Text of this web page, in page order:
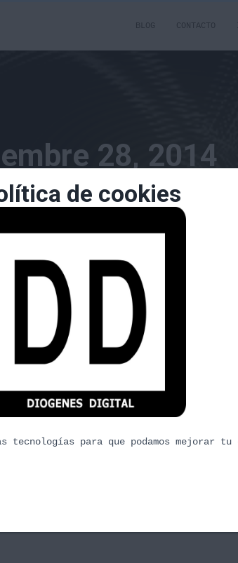
BLOG CONTACTO
28, 2014
su primera incursión en la
como germen para basar la
de cookies
para que podamos mejorar tu